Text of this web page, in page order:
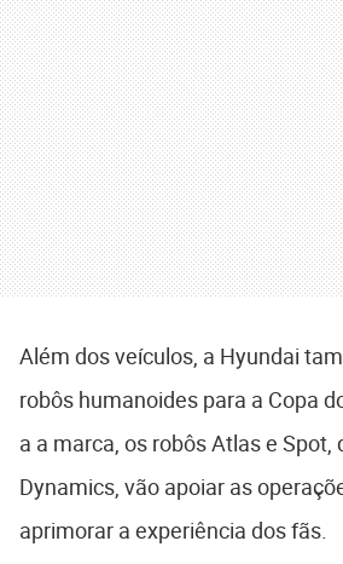
Além dos veículos, a Hyundai
robôs humanoides para a Copa
a a marca, os robôs Atlas e Spot,
Dynamics, vão apoiar as
aprimorar a experiência dos fãs.